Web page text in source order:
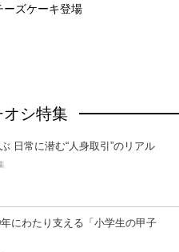
ーズケーキ登場
シ特集
日常に潜む“人身取引”のリアル
にわたり支える「小学生の甲子